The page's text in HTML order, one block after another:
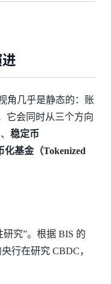
角几乎是静态的：账
它会同时从三个方向
、 稳定币
化基金（Tokenized
究”。根据 BIS 的
行在研究 CBDC，